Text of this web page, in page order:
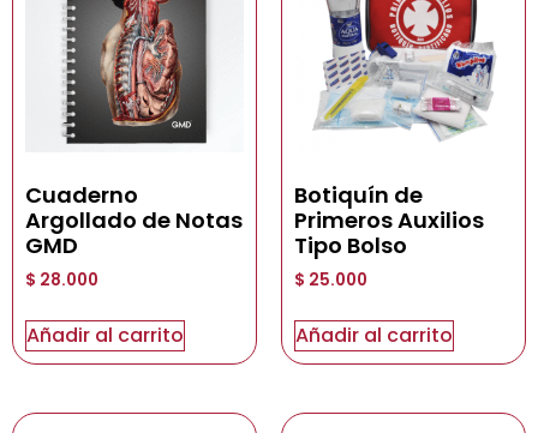
Cuaderno
Argollado de Notas
GMD
$ 28.000
Añadir al carrito
Botiquín de
Primeros Auxilios
Tipo Bolso
$ 25.000
Añadir al carrito